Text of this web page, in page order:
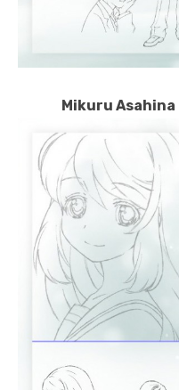
Mikuru Asahina